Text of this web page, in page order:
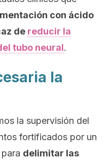
con ácido
de reducir la
tubo neural.
la
la supervisión del
fortificados por un
delimitar las